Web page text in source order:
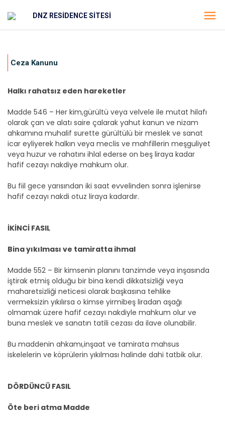
DNZ RESİDENCE SİTESİ
Ceza Kanunu
Halkı rahatsız eden hareketler
Madde 546 – Her kim,gürültü veya velvele ile mutat hilafı
olarak çan ve alatı saire çalarak yahut kanun ve nizam
ahkamına muhalif surette gürültülü bir meslek ve sanat
icar eyliyerek halkın veya meclis ve mahfillerin meşguliyet
veya huzur ve rahatını ihlal ederse on beş liraya kadar
hafif cezayı nakdiye mahkum olur.
Bu fiil gece yarısından iki saat evvelinden sonra işlenirse
hafif cezayı nakdi otuz liraya kadardır.
İKİNCİ FASIL
Bina yıkılması ve tamiratta ihmal
Madde 552 – Bir kimsenin planını tanzimde veya inşasında
iştirak etmiş olduğu bir bina kendi dikkatsizliği veya
maharetsizliği neticesi olarak başkasına tehlike
vermeksizin yıkılırsa o kimse yirmibeş liradan aşağı
olmamak üzere hafif cezayı nakdiyle mahkum olur ve
buna meslek ve sanatın tatili cezası da ilave olunabilir.
Bu maddenin ahkamı,inşaat ve tamirata mahsus
iskelelerin ve köprülerin yıkılması halinde dahi tatbik olur.
DÖRDÜNCÜ FASIL
Öte beri atma Madde